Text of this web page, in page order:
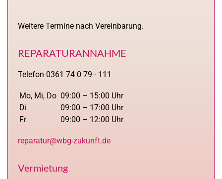
Weitere Termine nach Vereinbarung.
REPARATURANNAHME
Telefon 0361 74 0 79 - 111
Mo, Mi, Do 09:00 – 15:00 Uhr
Di
09:00 – 17:00 Uhr
Fr
09:00 – 12:00 Uhr
reparatur@wbg-zukunft.de
Vermietung